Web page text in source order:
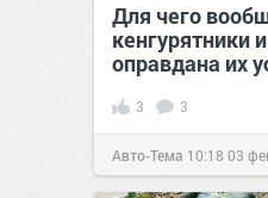
Для чего
кенгурятники
оправдана их
3 3
Авто-Тема 10:18 03